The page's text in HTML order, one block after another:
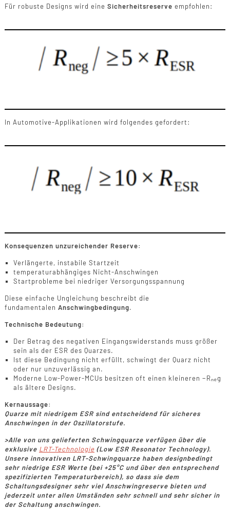
Für robuste Designs wird eine Sicherheitsreserve empfohlen:
In Automotive-Applikationen wird folgendes gefordert:
Konsequenzen unzureichender Reserve:
Verlängerte, instabile Startzeit
temperaturabhängiges Nicht-Anschwingen
Startprobleme bei niedriger Versorgungsspannung
Diese einfache Ungleichung beschreibt die
fundamentalen Anschwingbedingung.
Technische Bedeutung:
Der Betrag des negativen Eingangswiderstands muss größer
sein als der ESR des Quarzes.
Ist diese Bedingung nicht erfüllt, schwingt der Quarz nicht
oder nur unzuverlässig an.
Moderne Low-Power-MCUs besitzen oft einen kleineren −Rₙₑg
als ältere Designs.
Kernaussage:
Quarze mit niedrigem ESR sind entscheidend für sicheres
Anschwingen in der Oszillatorstufe.
>Alle von uns gelieferten Schwingquarze verfügen über die
exklusive LRT-Technologie(Low ESR Resonator Technology).
Unsere innovativen LRT-Schwingquarze haben designbedingt
sehr niedrige ESR Werte (bei +25°C und über den entsprechend
spezifizierten Temperaturbereich), so dass sie dem
Schaltungsdesigner sehr viel Anschwingreserve bieten und
jederzeit unter allen Umständen sehr schnell und sehr sicher in
der Schaltung anschwingen.